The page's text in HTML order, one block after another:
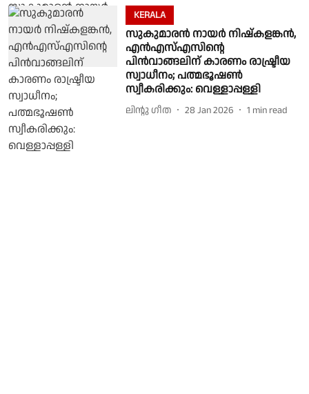
KERALA
സുകുമാരൻ നായർ നിഷ്കളങ്കൻ,
എൻഎസ്എസിന്റെ
പിൻവാങ്ങലിന് കാരണം രാഷ്ട്രീയ
സ്വാധീനം; പത്മഭൂഷൺ
സ്വീകരിക്കും: വെള്ളാപ്പള്ളി
ലിൻ്റു ഗീത 28 Jan 2026 1 min read